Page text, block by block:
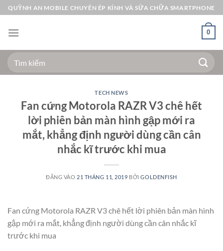
Bỏ
qua
nội
QUỲNH AN MOBILE CHUYÊN ÉP KÍNH VÀ SỬA CHỮA SMARTPHONE
0
Tìm
kiếm:
TECH NEWS
Fan cứng Motorola RAZR V3 chê hết
lời phiên bản màn hình gập mới ra
mắt, khẳng định người dùng cần cân
nhắc kĩ trước khi mua
ĐĂNG VÀO 21 THÁNG 11, 2019 BỞIGOLDENFISH
Fan cứng Motorola RAZR V3 chê hết lời phiên bản màn hình
gập mới ra mắt, khẳng định người dùng cần cân nhắc kĩ
trước khi mua